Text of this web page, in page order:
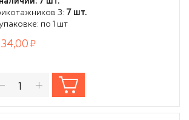
3: 7 шт.
по 1 шт